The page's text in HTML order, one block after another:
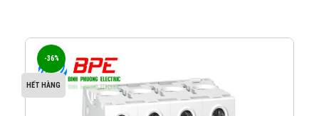
-36%
HẾT HÀNG